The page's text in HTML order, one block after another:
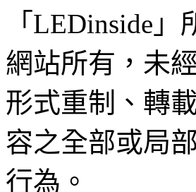
「LEDinside
網站所有，未
形式重制、轉
容之全部或局
行為。